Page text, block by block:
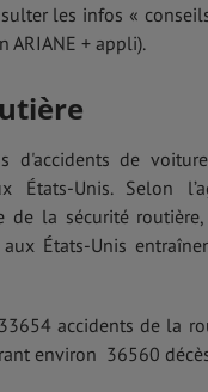
les infos «
ARIANE + appli).
d'accidents de
États-Unis. Selon
de la sécurité
États-Unis
accidents de la
environ 36560